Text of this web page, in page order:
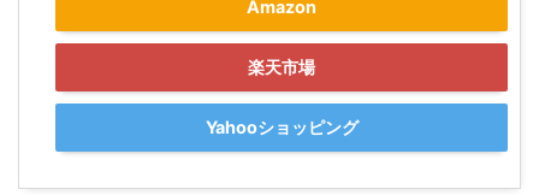
Amazon
楽天市場
Yahooショッピング